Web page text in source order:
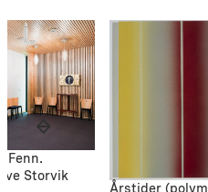
Fenn.
Storvik
Årstider